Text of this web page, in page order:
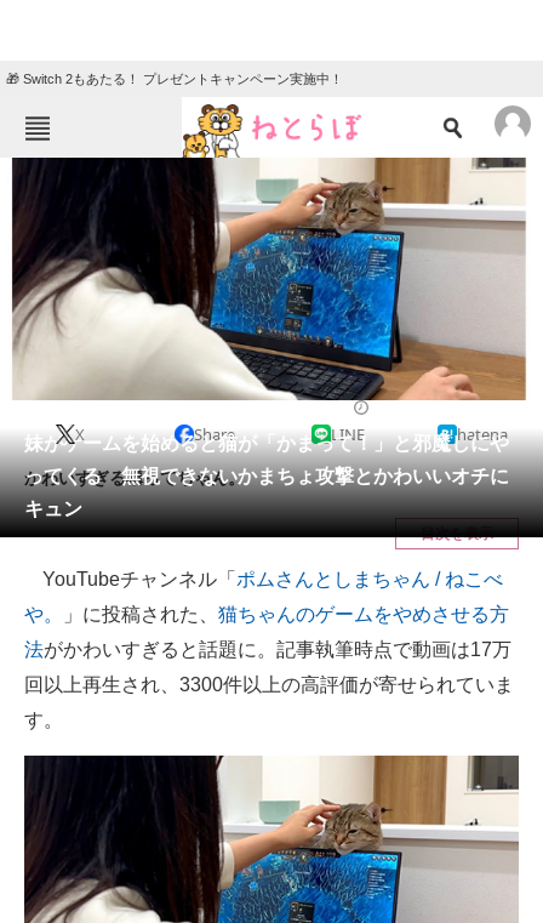
🎁 Switch 2もあたる！ プレゼントキャンペーン実施中！
ねとらぼメニュー
ニュース
エンタメ クイズ
グルメ 地域
住まい 教育・育児
リサーチ
会員記事
メディア
注目記事を集めた総合ページ
スマホと通信の最新トレンド
進化するPCとデバイスの未来
ビジネスと働き方のヒント
AI活用のいまが分かる
企業ITのトレンドを詳説
妹がゲームを始めると猫が「かまって！」と邪魔しにや
ってくる 無視できないかまちょ攻撃とかわいいオチに
キュン
X Share LINE hatena
かわいすぎる構ってちゃん。
目次を表示
YouTubeチャンネル「 ポムさんとしまちゃん / ねこべ
や。
」に投稿された、 猫ちゃんのゲームをやめさせる方
法がかわいすぎると話題に。記事執筆時点で動画は17万
回以上再生され、3300件以上の高評価が寄せられていま
す。